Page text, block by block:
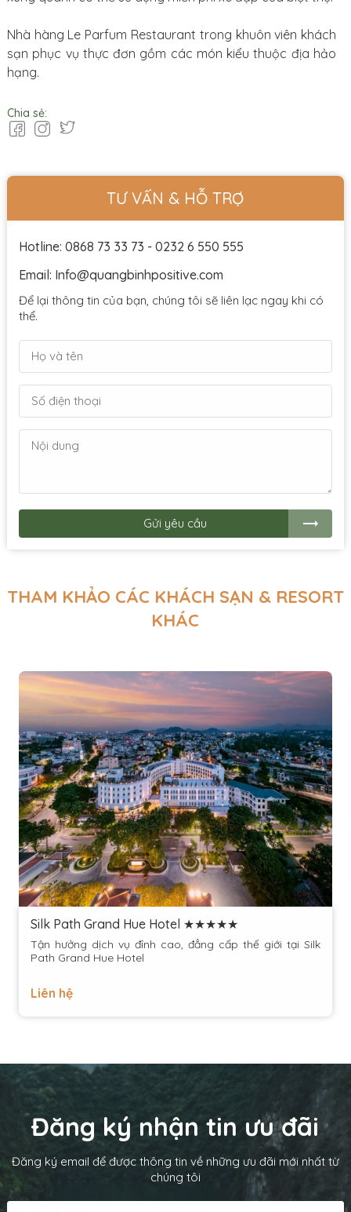
Nhà hàng Le Parfum Restaurant trong khuôn viên khách
sạn phục vụ thực đơn gồm các món kiểu thuộc địa hảo
hạng.
Chia sẻ:
TƯ VẤN & HỖ TRỢ
Hotline: 0868 73 33 73 - 0232 6 550 555
Email: Info@quangbinhpositive.com
Để lại thông tin của bạn, chúng tôi sẽ liên lạc ngay khi có
thể.
Gửi yêu cầu
THAM KHẢO CÁC KHÁCH SẠN & RESORT
KHÁC
Silk Path Grand Hue Hotel ★★★★★
Tận hưởng dịch vụ đỉnh cao, đẳng cấp thế giới tại Silk
Path Grand Hue Hotel
Liên hệ
Đăng ký nhận tin ưu đãi
Đăng ký email để được thông tin về những ưu đãi mới nhất từ
chúng tôi